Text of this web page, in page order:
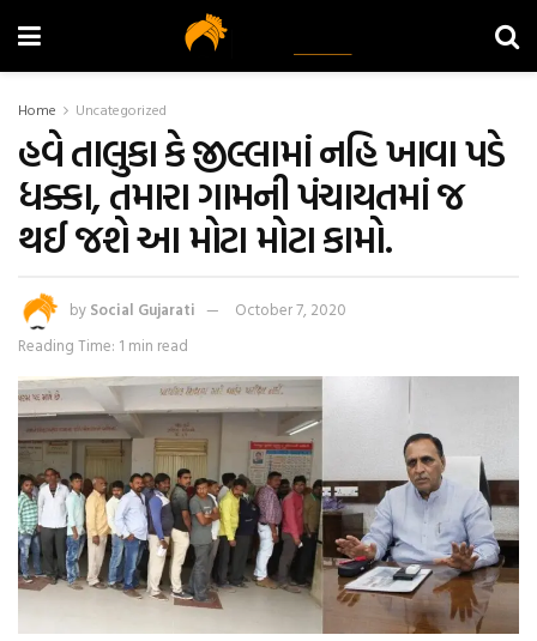
Home Uncategorized
હવે તાલુકા કે જીલ્લામાં નહિ ખાવા પડે
ધક્કા, તમારા ગામની પંચાયતમાં જ
થઈ જશે આ મોટા મોટા કામો.
by Social Gujarati
October 7, 2020
Reading Time: 1 min read